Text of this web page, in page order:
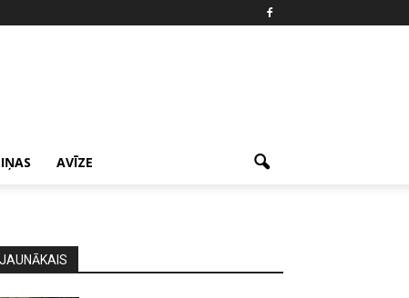
AVĪZE
JAUNĀKAIS